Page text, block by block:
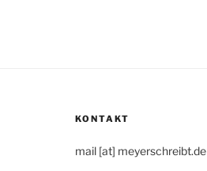
KONTAKT
mail [at] meyerschreibt.de